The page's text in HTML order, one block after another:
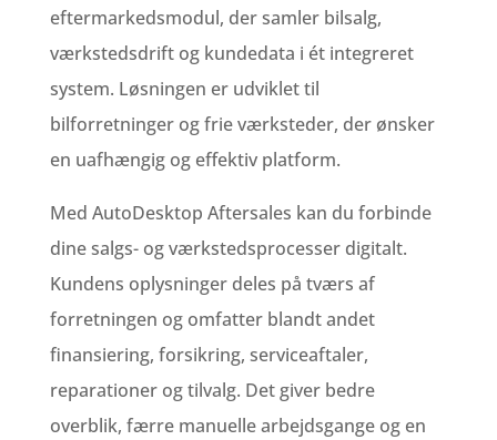
eftermarkedsmodul, der samler bilsalg,
værkstedsdrift og kundedata i ét integreret
system. Løsningen er udviklet til
bilforretninger og frie værksteder, der ønsker
en uafhængig og effektiv platform.
Med AutoDesktop Aftersales kan du forbinde
dine salgs- og værkstedsprocesser digitalt.
Kundens oplysninger deles på tværs af
forretningen og omfatter blandt andet
finansiering, forsikring, serviceaftaler,
reparationer og tilvalg. Det giver bedre
overblik, færre manuelle arbejdsgange og en